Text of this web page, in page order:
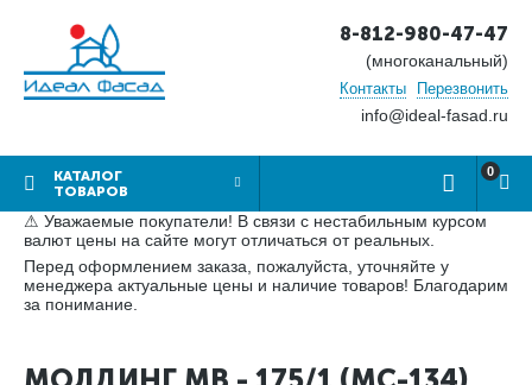
8-812-980-47-47
(многоканальный)
Контакты Перезвонить
info@ideal-fasad.ru
КАТАЛОГ
ТОВАРОВ
0
⚠ Уважаемые покупатели! В связи с нестабильным курсом
валют цены на сайте могут отличаться от реальных.
Перед оформлением заказа, пожалуйста, уточняйте у
менеджера актуальные цены и наличие товаров! Благодарим
за понимание.